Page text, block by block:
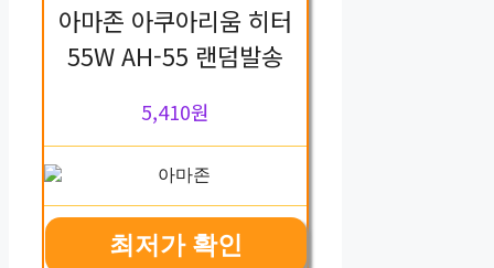
아마존 아쿠아리움 히터
55W AH-55 랜덤발송
5,410원
최저가 확인